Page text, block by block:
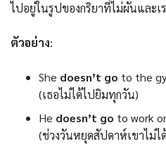
ไปอยู่ในรูปของกริยาที่ไม่ผันและเ
ตัวอย่าง:
She doesn’t go to the
(เธอไม่ได้ไปยิมทุกวัน)
He doesn’t go to work
(ช่วงวันหยุดสัปดาห์เขาไม่ไ